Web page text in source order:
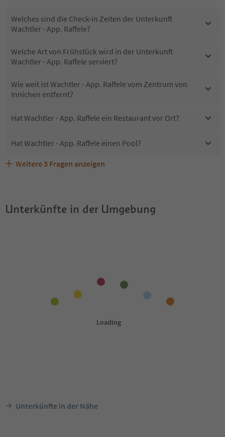
Welches sind die Check-in Zeiten der Unterkunft
Wachtler - App. Raffele?
Welche Art von Frühstück wird in der Unterkunft
Wachtler - App. Raffele serviert?
Wie weit ist Wachtler - App. Raffele vom Zentrum von
Innichen entfernt?
Hat Wachtler - App. Raffele ein Restaurant vor Ort?
Hat Wachtler - App. Raffele einen Pool?
Sind Haustiere in der Unterkunft Wachtler - App. Raffele
Welche Services bietet Wachtler - App. Raffele?
Erhalten die Gäste von Wachtler - App. Raffele einen
Weitere 3 Fragen anzeigen
Unterkünfte in der Umgebung
Unterkünfte in der Nähe